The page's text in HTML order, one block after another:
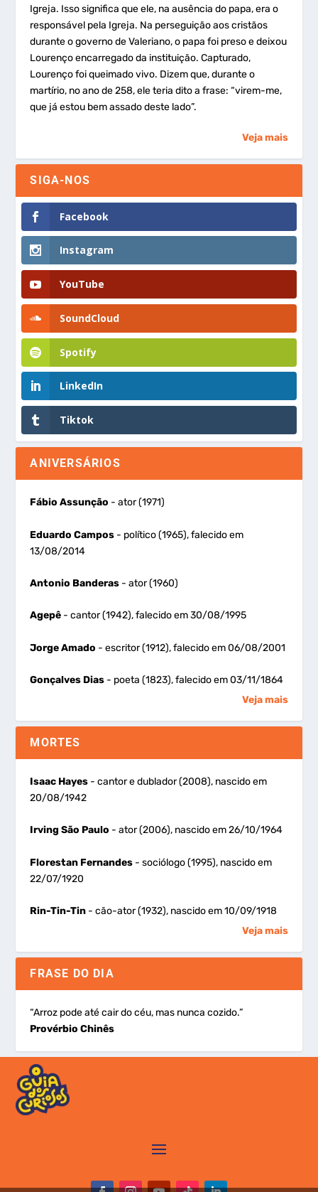
Igreja. Isso significa que ele, na ausência do papa, era o
responsável pela Igreja. Na perseguição aos cristãos
durante o governo de Valeriano, o papa foi preso e deixou
Lourenço encarregado da instituição. Capturado,
Lourenço foi queimado vivo. Dizem que, durante o
martírio, no ano de 258, ele teria dito a frase: “virem-me,
que já estou bem assado deste lado”.
Veja mais
SIGA-NOS
Facebook
Instagram
YouTube
SoundCloud
Spotify
LinkedIn
Tiktok
ANIVERSÁRIOS
Fábio Assunção - ator (1971)
Eduardo Campos - político (1965), falecido em
13/08/2014
Antonio Banderas - ator (1960)
Agepê - cantor (1942), falecido em 30/08/1995
Jorge Amado - escritor (1912), falecido em 06/08/2001
Gonçalves Dias - poeta (1823), falecido em 03/11/1864
Veja mais
MORTES
Isaac Hayes - cantor e dublador (2008), nascido em
20/08/1942
Irving São Paulo - ator (2006), nascido em 26/10/1964
Florestan Fernandes - sociólogo (1995), nascido em
22/07/1920
Rin-Tin-Tin - cão-ator (1932), nascido em 10/09/1918
Veja mais
FRASE DO DIA
“Arroz pode até cair do céu, mas nunca cozido.”
Provérbio Chinês